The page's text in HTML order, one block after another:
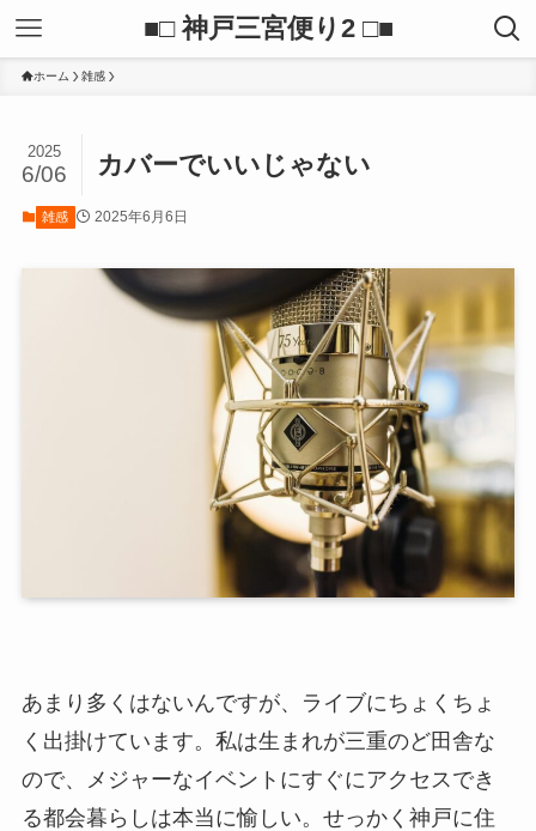
■□ 神戸三宮便り2 □■
ホーム 雑感
カバーでいいじゃない
2025
6/06
雑感 2025年6月6日
あまり多くはないんですが、ライブにちょくちょ
く出掛けています。私は生まれが三重のど田舎な
ので、メジャーなイベントにすぐにアクセスでき
る都会暮らしは本当に愉しい。せっかく神戸に住